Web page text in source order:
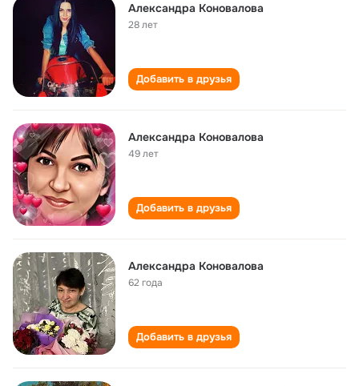
Александра Коновалова
28 лет
Добавить в друзья
Александра Коновалова
49 лет
Добавить в друзья
Александра Коновалова
62 года
Добавить в друзья